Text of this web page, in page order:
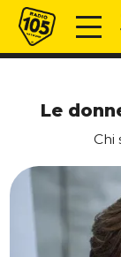
Vai alRadio 105
Le
Chi